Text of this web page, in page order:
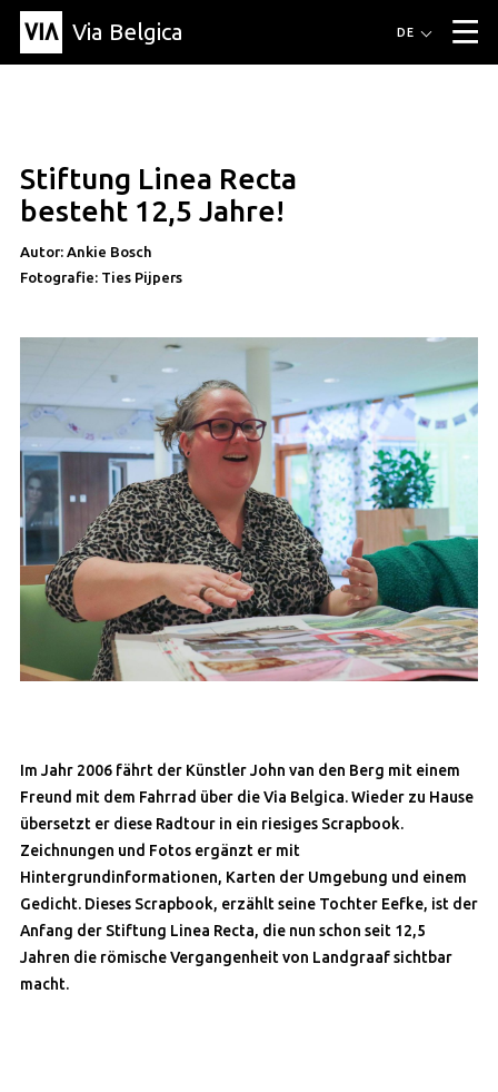
Via Belgica ▼
Artikel
Bildung
Rezept
Freunde
Über Via Belgica
DE
artikel
Stiftung Linea Recta
besteht 12,5 Jahre!
Autor: Ankie Bosch
Fotografie: Ties Pijpers
Im Jahr 2006 fährt der Künstler John van den Berg mit einem
Freund mit dem Fahrrad über die Via Belgica. Wieder zu Hause
übersetzt er diese Radtour in ein riesiges Scrapbook.
Zeichnungen und Fotos ergänzt er mit
Hintergrundinformationen, Karten der Umgebung und einem
Gedicht. Dieses Scrapbook, erzählt seine Tochter Eefke, ist der
Anfang der Stiftung Linea Recta, die nun schon seit 12,5
Jahren die römische Vergangenheit von Landgraaf sichtbar
macht.